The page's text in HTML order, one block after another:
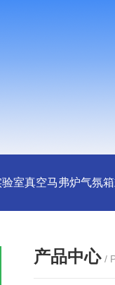
验室真空马弗炉气氛
产品中心 /